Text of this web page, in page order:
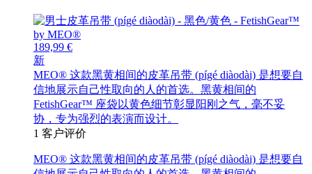
189,99 €
新
MEO® 这款黑黄相间的皮革吊带 (pígé diàodài) 是想要自
信地展示自己性取向的人的首选。黑黄相间的
FetishGear™ 座袋以黄色细节彰显阳刚之气，毫不妥
协，专为强烈的表演而设计。
1 客户评价
MEO® 这款黑黄相间的皮革吊带 (pígé diàodài) 是想要自